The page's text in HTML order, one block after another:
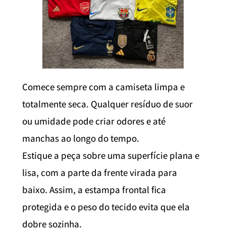
Comece sempre com a camiseta limpa e
totalmente seca. Qualquer resíduo de suor
ou umidade pode criar odores e até
manchas ao longo do tempo.
Estique a peça sobre uma superfície plana e
lisa, com a parte da frente virada para
baixo. Assim, a estampa frontal fica
protegida e o peso do tecido evita que ela
dobre sozinha.